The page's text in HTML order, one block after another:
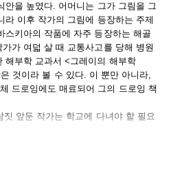
안을 높였다. 어머니는 그가 그림을 그
라 이후 작가의 그림에 등장하는 주제
스키아의 작품에 자주 등장하는 해골
가 여덟 살 때 교통사고를 당해 병원
해부학 교과서 <그레이의 해부학
것이라 볼 수 있다. 이 뿐만 아니라,
드로잉에도 매료되어 그의 드로잉 책
짓 앞둔 작가는 학교에 다녀야 할 필요
이를 이용해 그래피티 성격의 슬로건